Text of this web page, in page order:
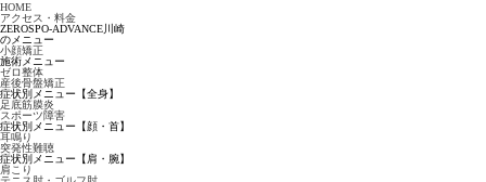
HOME
アクセス・料金
ZEROSPO-ADVANCE川崎
のメニュー
小顔矯正
施術メニュー
ゼロ整体
産後骨盤矯正
症状別メニュー【全身】
足底筋膜炎
スポーツ障害
症状別メニュー【顔・首】
耳鳴り
突発性難聴
症状別メニュー【肩・腕】
肩こり